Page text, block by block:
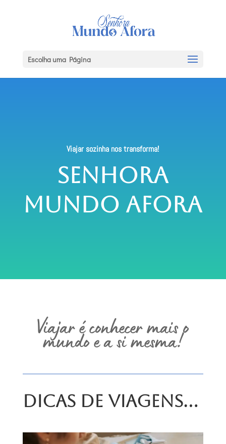
Escolha uma Página
Viajar sozinha nos transforma!
Senhora
Mundo Afora
Viajar é conhecer mais o
mundo e a si mesma!
Dicas de Viagens…